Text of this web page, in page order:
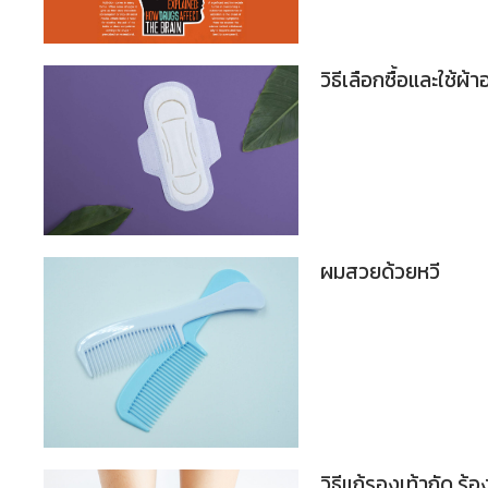
วิธีเลือกซื้อและใช้ผ้
ผมสวยด้วยหวี